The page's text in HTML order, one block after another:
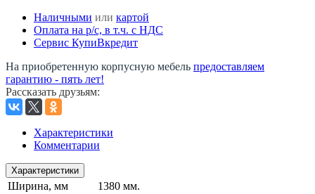
Наличными или картой
Оплата на р/c, в т.ч. с НДС
Сервис КупиВкредит
На приобретенную корпусную мебель предоставляем
гарантию - пять лет!
Рассказать друзьям:
Характеристики
Комментарии
Характеристики
Ширина, мм
1380 мм.